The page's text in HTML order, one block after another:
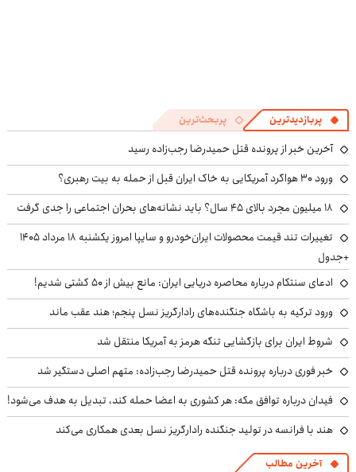
پربازدیدترین پربحث‌ترین
آخرین خبر از پرونده قتل حمیدرضا رجب‌زاده رسید
ورود ۳۰ هواگرد آمریکایی به خاک ایران قبل از حمله به بیت رهبری؟
۱۸ میلیون مجرد بالای ۴۵ سال؟ باید نشانه‌های بحران اجتماعی را جدی گرفت
تغییرات تند قیمت محصولات ایران‌خودرو و سایپا امروز یکشنبه ۱۸ مرداد ۱۴۰۵
+جدول
ادعای سنتکام درباره محاصره دریایی ایران: مانع بیش از ۵۰ کشتی شدیم!
ورود ترکیه به باشگاه جنگنده‌های رادارگریز نسل پنجم؛ هند عقب ماند
شروط ایران برای بازگشایی تنگه هرمز به آمریکا منتقل شد
خبر فوری درباره پرونده قتل حمیدرضا رجب‌زاده: متهم اصلی دستگیر شد
فیدان درباره توافق مکه: هر کشوری به اعضا حمله کند، تبدیل به هدف می‌شود!
هند با فرانسه در تولید جنگنده رادارگریز نسل بعدی همکاری می‌کند
آخرین مطالب